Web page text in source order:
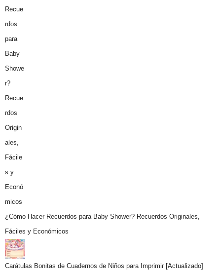
¿Cómo Hacer Recuerdos para Baby Shower? Recuerdos Originales,
Fáciles y Económicos
Carátulas Bonitas de Cuadernos de Niños para Imprimir [Actualizado]